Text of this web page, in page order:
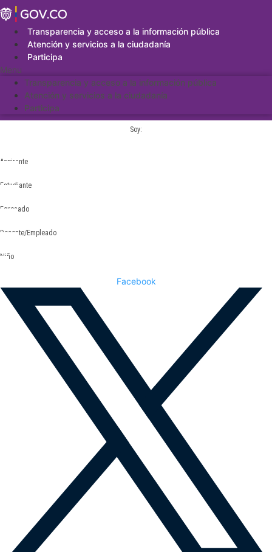
Saltar
al
contenidoTransparencia y acceso a la información pública
Atención y servicios a la ciudadanía
Participa
Menu
Transparencia y acceso a la información pública
Atención y servicios a la ciudadanía
Participa
Soy:
Aspirante
Estudiante
Egresado
Docente/Empleado
Niño
Facebook